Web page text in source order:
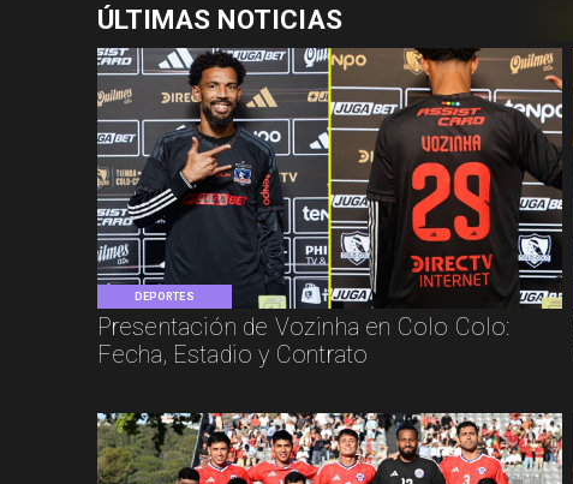
DEPORTES
Presentación de Vozinha en Colo Colo:
Fecha, Estadio y Contrato
ÚLTIMAS NOTICIAS